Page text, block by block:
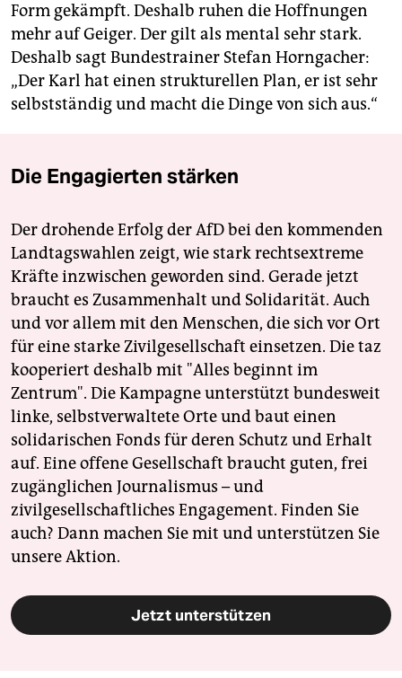
Form gekämpft. Deshalb ruhen die Hoffnungen
mehr auf Geiger. Der gilt als mental sehr stark.
Deshalb sagt Bundestrainer Stefan Horngacher:
„Der Karl hat einen strukturellen Plan, er ist sehr
selbstständig und macht die Dinge von sich aus.“
Die Engagierten stärken
Der drohende Erfolg der AfD bei den kommenden
Landtagswahlen zeigt, wie stark rechtsextreme
Kräfte inzwischen geworden sind. Gerade jetzt
braucht es Zusammenhalt und Solidarität. Auch
und vor allem mit den Menschen, die sich vor Ort
für eine starke Zivilgesellschaft einsetzen. Die taz
kooperiert deshalb mit "Alles beginnt im
Zentrum". Die Kampagne unterstützt bundesweit
linke, selbstverwaltete Orte und baut einen
solidarischen Fonds für deren Schutz und Erhalt
auf. Eine offene Gesellschaft braucht guten, frei
zugänglichen Journalismus – und
zivilgesellschaftliches Engagement. Finden Sie
auch? Dann machen Sie mit und unterstützen Sie
unsere Aktion.
Jetzt unterstützen